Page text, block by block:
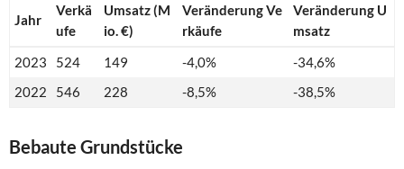
Jahr
Verkä
ufe
Umsatz (M
io. €)
Veränderung Ve
rkäufe
Veränderung U
msatz
2023
524 149 -4,0%
-34,6%
2022
546 228 -8,5% -38,5%
Bebaute Grundstücke